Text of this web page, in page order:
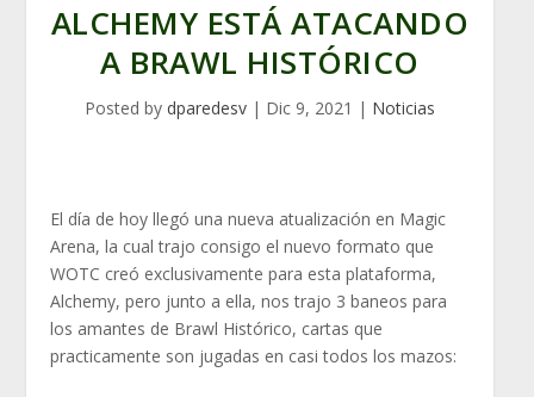
ALCHEMY ESTÁ ATACANDO
A BRAWL HISTÓRICO
Posted by dparedesv | Dic 9, 2021 | Noticias
El día de hoy llegó una nueva atualización en Magic
Arena, la cual trajo consigo el nuevo formato que
WOTC creó exclusivamente para esta plataforma,
Alchemy, pero junto a ella, nos trajo 3 baneos para
los amantes de Brawl Histórico, cartas que
practicamente son jugadas en casi todos los mazos: